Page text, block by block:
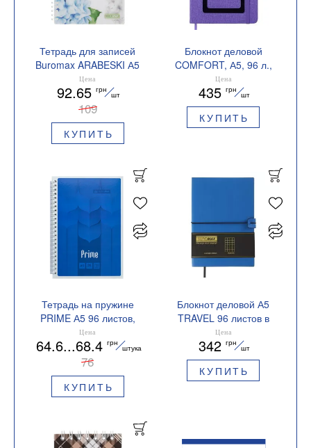
Тетрадь для записей
Buromax ARABESKI А5
80 листов клетка
BM.2587
Цена
92.65 грн
шт
109
КУПИТЬ
Блокнот деловой
COMFORT, А5, 96 л.,
клетка, искусственная
кожа BUROMAX
BM.295109
Цена
435 грн
шт
КУПИТЬ
Тетрадь на пружине
PRIME А5 96 листов,
клетка, в картонной
обложке Buromax
BM.24551101
Цена
64.6...68.4 грн
штука
76
КУПИТЬ
Блокнот деловой А5
TRAVEL 96 листов в
клетку искусственная
кожа BUROMAX
BM.295121
Цена
342 грн
шт
КУПИТЬ